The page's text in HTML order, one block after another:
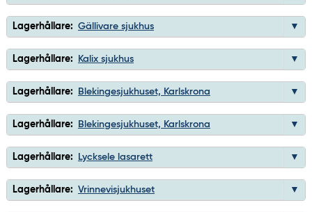
Lagerhållare: Gällivare sjukhus
Lagerhållare: Kalix sjukhus
Lagerhållare: Blekingesjukhuset, Karlskrona
Lagerhållare: Blekingesjukhuset, Karlskrona
Lagerhållare: Lycksele lasarett
Lagerhållare: Vrinnevisjukhuset